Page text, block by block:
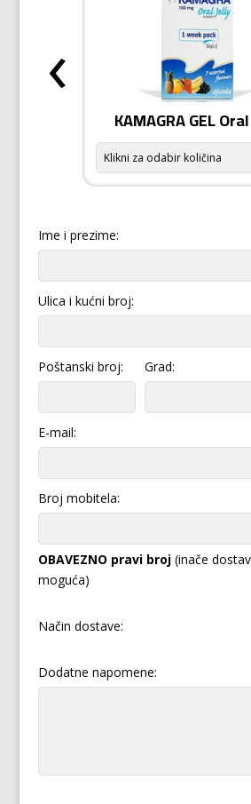
KAMAGRA GEL
‹
Ime i prezime:
Ulica i kućni broj:
Poštanski broj: Grad:
E-mail:
Broj mobitela:
OBAVEZNO pravi broj(inače
moguća)
Način dostave:
Dodatne napomene: